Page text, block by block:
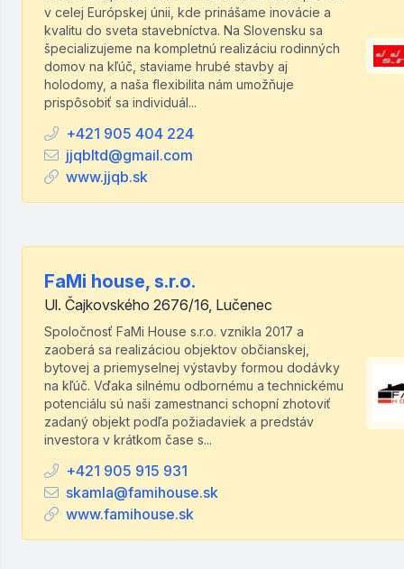
v celej Európskej únii, kde prinášame inovácie a
kvalitu do sveta stavebníctva. Na Slovensku sa
špecializujeme na kompletnú realizáciu rodinných
domov na kľúč, staviame hrubé stavby aj
holodomy, a naša flexibilita nám umožňuje
prispôsobiť sa individuál...
+421 905 404 224
jjqbltd@gmail.com
www.jjqb.sk
FaMi house, s.r.o.
Ul. Čajkovského 2676/16, Lučenec
Spoločnosť FaMi House s.r.o. vznikla 2017 a
zaoberá sa realizáciou objektov občianskej,
bytovej a priemyselnej výstavby formou dodávky
na kľúč. Vďaka silnému odbornému a technickému
potenciálu sú naši zamestnanci schopní zhotoviť
zadaný objekt podľa požiadaviek a predstáv
investora v krátkom čase s...
+421 905 915 931
skamla@famihouse.sk
www.famihouse.sk